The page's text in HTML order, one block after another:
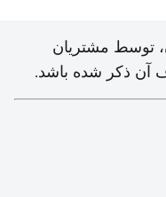
توسط مشتریان
آن ذکر شده باشد.